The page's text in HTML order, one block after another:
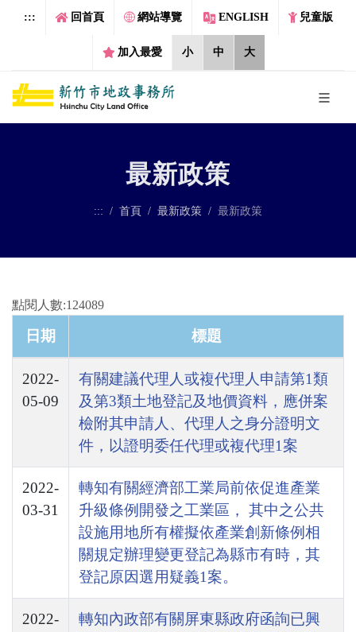
跳到主要內容區塊
::: 回首頁 網站導覽 ENGLISH 兒童版
加入最愛 小 中 大
最新政策
::: 首頁 最新政策 最新政策
點閱人數:124089
日期 標題
2022-
05-09
有關建議代理人或複代理人申請第1類
及第3類土地登記及地價資料，應併案
檢附其申請人、代理人之身分證明文
件，以證明委任代理或複代理1案
2022-
03-31
轉知有關經濟部工業局前依促進產業
升級條例開發之工業區， 其中之公共
設施用地所有權擬依產業創新條例相
關規定辦理變更登記為縣市有時，其
登記原因選用疑義1案。
2022-
轉知內政部有關屏東縣政府函詢已興